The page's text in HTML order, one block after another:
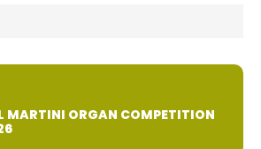
MARTINI ORGAN COMPETITION